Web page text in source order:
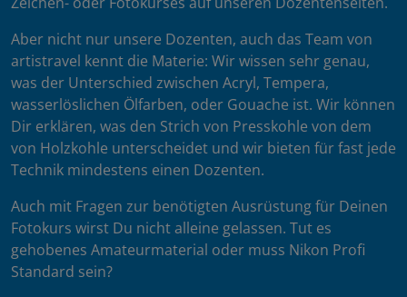
Aber nicht nur unsere Dozenten, auch das Team von
artistravel kennt die Materie: Wir wissen sehr genau,
was der Unterschied zwischen Acryl, Tempera,
wasserlöslichen Ölfarben, oder Gouache ist. Wir können
Dir erklären, was den Strich von Presskohle von dem
von Holzkohle unterscheidet und wir bieten für fast jede
Technik mindestens einen Dozenten.
Auch mit Fragen zur benötigten Ausrüstung für Deinen
Fotokurs wirst Du nicht alleine gelassen. Tut es
gehobenes Amateurmaterial oder muss Nikon Profi
Standard sein?